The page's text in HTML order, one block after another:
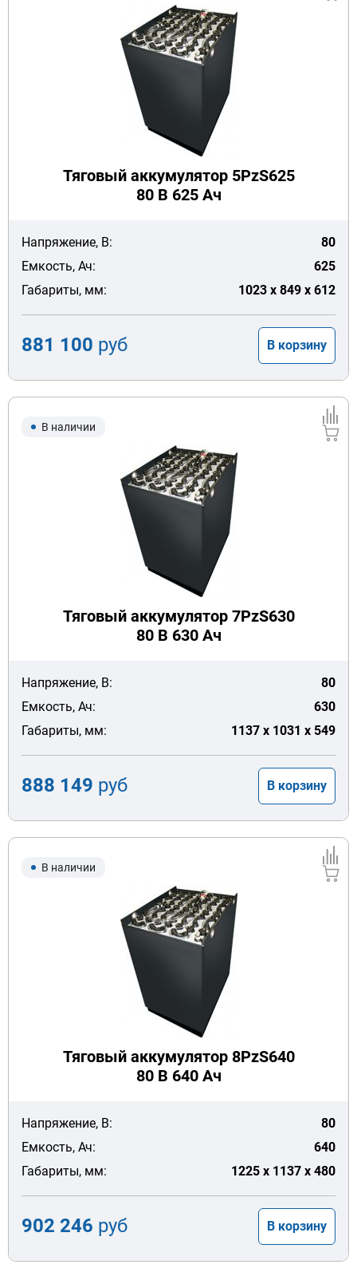
Тяговый аккумулятор 5PzS625
80 В 625 Ач
Напряжение, В:
80
Емкость, Ач:
625
Габариты, мм:
1023 x 849 x 612
881 100 руб В корзину
В наличии
Тяговый аккумулятор 7PzS630
80 В 630 Ач
Напряжение, В:
80
Емкость, Ач:
630
Габариты, мм:
1137 x 1031 x 549
888 149 руб В корзину
В наличии
Тяговый аккумулятор 8PzS640
80 В 640 Ач
Напряжение, В:
80
Емкость, Ач:
640
Габариты, мм:
1225 x 1137 x 480
902 246 руб В корзину